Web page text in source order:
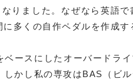
りました。なぜなら英語
多くの自作ペダルを作成す
ースにしたオーバードラ
かし私の専攻はBAS（ビ